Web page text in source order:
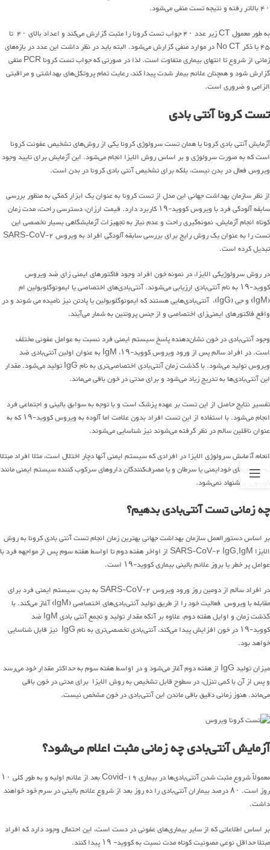
۴۰ بالاتر رفته و نتیجه تست منفی می‌شود.
به طور معمول CT زیر عدد ۴۰ جواب تست کرونا را مثبت گزارش می‌کند و اعداد بالای ۴۰ تا
۴۵ یا ذکر No CT در موارد منفی گزارش می‌شود. البته باید در نظر داشت این عدد در بازه‌های
زمانی از شروع تا انتهای بیماری متفاوت است. لذا در صورتی که جواب تست کرونا PCR منفی
گزارش شود و همچنان علائم بیمار شدت پیدا کند، رعایت تمام پروتکل‌های بهداشتی و مراقبتی
الزامی و ضروری است.
تست کرونا آنتی بادی
آزمایش آنتی بادی کرونا یا همان تست سرولوژی کرونا یکی از روش‌های تشخیص عفونت کرونا
است که به صورت سرولوژی و بر اساس روش الایزا انجام می‌شود. این آزمایش برای تایید وجود
ویروس فعال در بدن نیست، بلکه برای تشخیص آنتی بادی کرونا در بدن است.
از نظر سازمان بهداشت جهانی این مدل از تست کرونا به عنوان یک ابزار کمکی به منظور بررسی
سابقه آلودگی فرد با ویروس کووید-۱۹ کاربرد دارد. قیمت ارزان، دسترسی راحت، مدت زمان
کوتاه انجام آزمایش، نمونه‌گیری راحت و عدم نیاز به تجهیزات آزمایشگاهی بسیار تخصصی این
تست را به ‌عنوان یک روش‌ رایج برای بررسی سابقه آلودگی افراد به ویروس SARS-CoV-2
تبدیل کرده است.
در روش سرولوژیکی الایزا، در نمونه خون افراد وجود فاکتورهای ایمنی زای ضد ویروس
کووید-۱۹ به نام آنتی‌بادی ارزیابی می‌شوند. آنتی‌بادی‌های اختصاصی یا ایمونوگلوبولین ام
(IgM) و جی (IgG)، آنتی‌بادی‌هایی هستند که ایمونوگلوبولین یا پادتن نیز نامیده می شوند و در
واقع فاکتورهای ایمنی‌زای اختصاصی و از جنس پروتئین به شمار می‌آیند.
وجود آنتی‌بادی در خون نشان‌دهنده پاسخ سیستم ایمنی فرد نسبت به عوامل عفونی مختلف
است. در افراد سالم پس از ورود ویروس کووید-۱۹، IgM به عنوان اولین آنتی‌بادی ضد
ویروس تولید می‌شود. با گذشت زمان آنتی‌بادی اختصاصی‌تری به نام IgG تولید می‌شود. مقدار
این آنتی‌بادی‌ها به تدریج زیاد می‌شود و برای مدتی در خون باقی می‌ماند.
تفسیر نتایج حاصل از این تست بر عهده پزشک است و با توجه به سوابق بالینی و اجتماعی فرد
انجام می‌شود. با استفاده از این تست افراد بدون علامت اما آلوده به ویروس کووید-۱۹ که به
عنوان ناقلین سالم در نظر گرفته می‌شوند نیز شناسایی می‌شوند.
انجام آزمایش سرولوژی الایزا در افرادی که سیستم ایمنی آنها دچار اختلال است، مثلا افراد مبتلا
به بیماری‌های خودایمنی یا سرطان و یا مصرف‌کنندگان داروهای سرکوب کننده سیستم ایمنی مانند
کورتون، پیشنهاد نمی‌شود.
چه زمانی تست آنتی‌بادی بدهیم؟
بر اساس دستورالعمل سازمان بهداشت جهانی بهترین زمان انجام تست آنتی بادی کرونا به روش
الایزا SARS-CoV-2 IgG,IgM از اواخر هفته دوم تا اواسط هفته سوم پس از مواجهه فرد با
عوامل پر خطر یا بروز علائم بالینی بیماری کووید-۱۹ است.
در افراد سالم از دومین روز ورود ویروس SARS-CoV-2 به بدن، سیستم ایمنی فرد‌ برای
مقابله با ویروس فعالیت خود را از طریق تولید آنتی‌بادی‌های اختصاصی (IgM) آغاز می‌کند. با
گذشت زمان و اوایل هفته دوم، علاوه بر آنکه مقدار تولید و تجمع آنتی بادی IgM ضد
کووید-۱۹ در خون افزایش پیدا می‌کند، آنتی‌بادی تخصصی‌تری به نام IgG نیز قابل شناسایی
خواهد بود.
میزان تولید IgG از هفته دوم آغاز می‌شود و در اواسط هفته سوم به حداکثر مقدار خود می‌رسد
و پس از آن با کمی تنزل، در سطوح قابل تشخیص به روش الایزا برای مدتی در خون باقی
می‌ماند. هنوز زمانی دقیق باقی ماندن این آنتی‌بادی در خون مشخص نیست.
آزمایش آنتی‌بادی چه زمانی مثبت اعلام می‌شود؟
معمولاً شروع مثبت شدن آنتی‌بادی‌ها در بیماری Covid-19 بعد از علائم اولیه و به ‌طور کلی ۱۰
روز است. ۸۰ درصد بیماران آنتی‌بادی را ده روز بعد از شروع علائم بالینی در سرم خود خواهند
داشت.
بر اساس اطلاعاتی که از سایر بیماری‌های عفونی در دست است، این احتمال وجود دارد که افراد
مبتلا حداقل نوعی مصونیت کوتاه‌ مدت نسبت به کووید- ۱۹ پیدا کنند.